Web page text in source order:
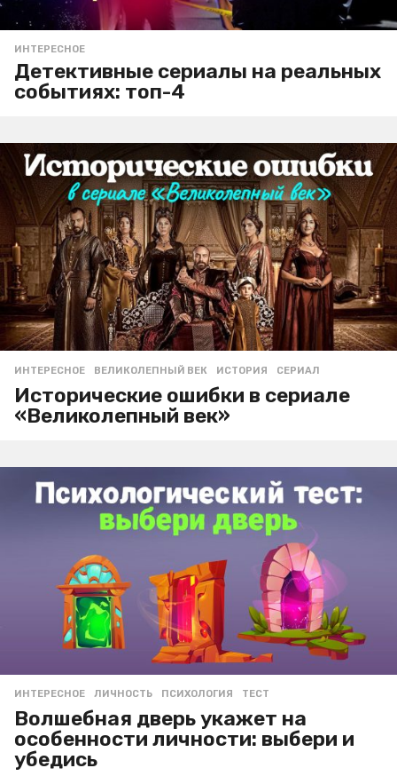
ИНТЕРЕСНОЕ
Детективные сериалы на реальных
событиях: топ-4
ИНТЕРЕСНОЕ ВЕЛИКОЛЕПНЫЙ ВЕК ,ИСТОРИЯ ,СЕРИАЛ
Исторические ошибки в сериале
«Великолепный век»
ИНТЕРЕСНОЕ ЛИЧНОСТЬ ,ПСИХОЛОГИЯ ,ТЕСТ
Волшебная дверь укажет на
особенности личности: выбери и
убедись